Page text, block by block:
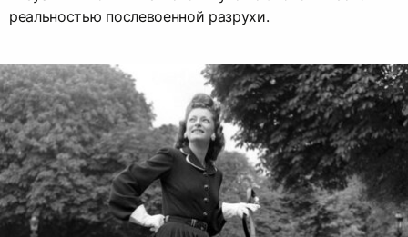
реальностью послевоенной разрухи.